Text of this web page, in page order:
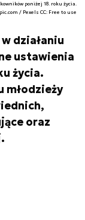
poniżej 18. roku życia.
/ Pexels CC: Free to use
działaniu
ustawienia
życia.
młodzieży
oraz